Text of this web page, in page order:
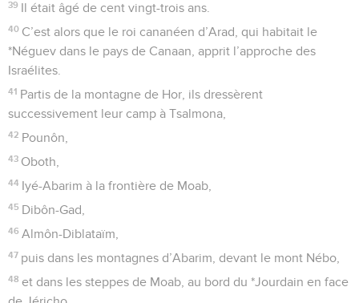
39 Il était âgé de cent vingt-trois ans.
40 C’est alors que le roi cananéen d’Arad, qui habitait le
*Néguev dans le pays de Canaan, apprit l’approche des
Israélites.
41 Partis de la montagne de Hor, ils dressèrent
successivement leur camp à Tsalmona,
42 Pounôn,
43 Oboth,
44 Iyé-Abarim à la frontière de Moab,
45 Dibôn-Gad,
46 Almôn-Diblataïm,
47 puis dans les montagnes d’Abarim, devant le mont Nébo,
48 et dans les steppes de Moab, au bord du *Jourdain en face